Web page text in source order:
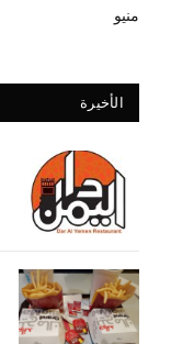
منيو
الأخيرة